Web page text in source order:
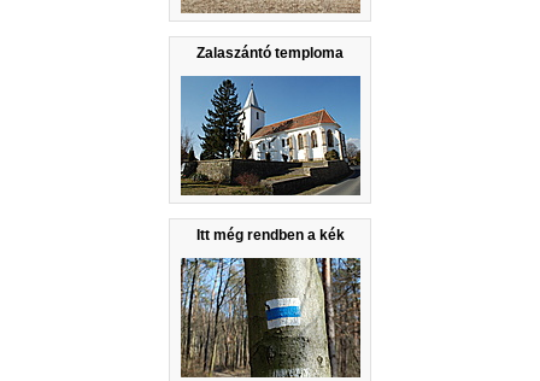
Zalaszántó temploma
Itt még rendben a kék